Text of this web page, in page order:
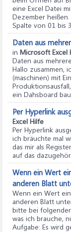
eine Excel Datei
Dezember
Spalte von 01 bis
Daten aus
in Microsoft Excel
Daten aus
Hallo zusammen,
(maschinen) mit
ein Dahsboard
Per Hyperlink
Excel Hilfe
Per Hyperlink
ich bräuchte mal
das mir als
auf das
Wenn ein Wert
anderen Blatt
Wenn ein Wert
anderen Blatt
bitte bei
was ich brauche,
Aufgabe: Es wird